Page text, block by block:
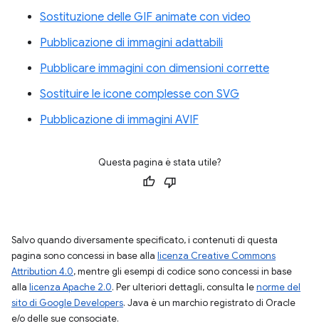
Sostituzione delle GIF animate con video
Pubblicazione di immagini adattabili
Pubblicare immagini con dimensioni corrette
Sostituire le icone complesse con SVG
Pubblicazione di immagini AVIF
Questa pagina è stata utile?
Salvo quando diversamente specificato, i contenuti di questa
pagina sono concessi in base alla licenza Creative Commons
Attribution 4.0, mentre gli esempi di codice sono concessi in base
alla licenza Apache 2.0. Per ulteriori dettagli, consulta lenorme del
sito di Google Developers. Java è un marchio registrato di Oracle
e/o delle sue consociate.